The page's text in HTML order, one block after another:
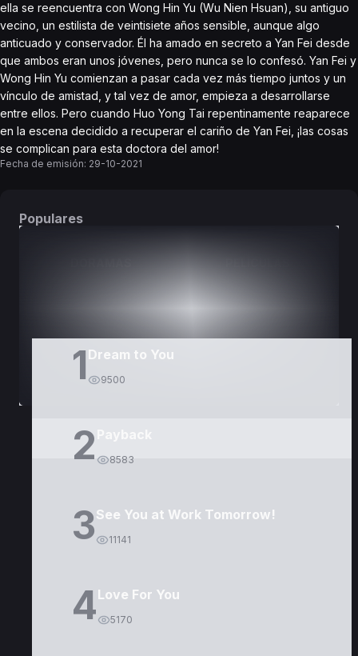
ella se reencuentra con Wong Hin Yu (Wu Nien Hsuan), su antiguo
vecino, un estilista de veintisiete años sensible, aunque algo
anticuado y conservador. Él ha amado en secreto a Yan Fei desde
que ambos eran unos jóvenes, pero nunca se lo confesó. Yan Fei y
Wong Hin Yu comienzan a pasar cada vez más tiempo juntos y un
vínculo de amistad, y tal vez de amor, empieza a desarrollarse
entre ellos. Pero cuando Huo Yong Tai repentinamente reaparece
en la escena decidido a recuperar el cariño de Yan Fei, ¡las cosas
se complican para esta doctora del amor!
Fecha de emisión: 29-10-2021
Populares
1 Dream to You
9500
2 8583
3See You at Work Tomorrow!
11141
4Love For You
5170